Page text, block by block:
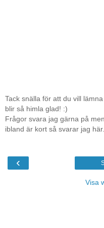
Tack snälla för att du vill
blir så himla glad! :)
Frågor svara jag gärna på
ibland är kort så svarar jag här.
‹
Visa